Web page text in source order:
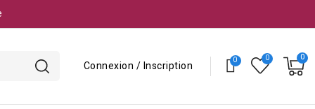
Connexion / Inscription